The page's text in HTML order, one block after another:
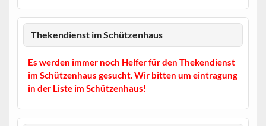
Thekendienst im Schützenhaus
Es werden immer noch Helfer für den Thekendienst
im Schützenhaus gesucht. Wir bitten um eintragung
in der Liste im Schützenhaus!